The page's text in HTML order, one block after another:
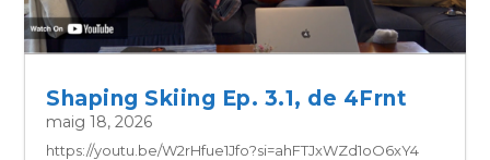
Shaping Skiing Ep. 3.1, de 4Frnt
maig 18, 2026
https://youtu.be/W2rHfue1Jfo?si=ahFTJxWZd1oO6xY4